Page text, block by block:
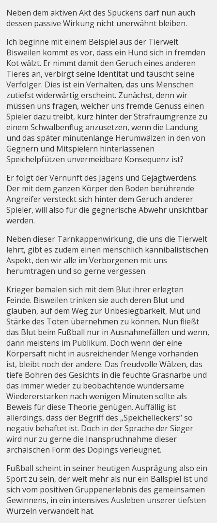
Neben dem aktiven Akt des Spuckens darf nun auch
dessen passive Wirkung nicht unerwähnt bleiben.
Ich beginne mit einem Beispiel aus der Tierwelt.
Bisweilen kommt es vor, dass ein Hund sich in fremden
Kot wälzt. Er nimmt damit den Geruch eines anderen
Tieres an, verbirgt seine Identität und täuscht seine
Verfolger. Dies ist ein Verhalten, das uns Menschen
zutiefst widerwärtig erscheint. Zunächst, denn wir
müssen uns fragen, welcher uns fremde Genuss einen
Spieler dazu treibt, kurz hinter der Strafraumgrenze zu
einem Schwalbenflug anzusetzen, wenn die Landung
und das später minutenlange Herumwälzen in den von
Gegnern und Mitspielern hinterlassenen
Speichelpfützen unvermeidbare Konsequenz ist?
Er folgt der Vernunft des Jagens und Gejagtwerdens.
Der mit dem ganzen Körper den Boden berührende
Angreifer versteckt sich hinter dem Geruch anderer
Spieler, will also für die gegnerische Abwehr unsichtbar
werden.
Neben dieser Tarnkappenwirkung, die uns die Tierwelt
lehrt, gibt es zudem einen menschlich kannibalistischen
Aspekt, den wir alle im Verborgenen mit uns
herumtragen und so gerne vergessen.
Krieger bemalen sich mit dem Blut ihrer erlegten
Feinde. Bisweilen trinken sie auch deren Blut und
glauben, auf dem Weg zur Unbesiegbarkeit, Mut und
Stärke des Toten übernehmen zu können. Nun fließt
das Blut beim Fußball nur in Ausnahmefällen und wenn,
dann meistens im Publikum. Doch wenn der eine
Körpersaft nicht in ausreichender Menge vorhanden
ist, bleibt noch der andere. Das freudvolle Wälzen, das
tiefe Bohren des Gesichts in die feuchte Grasnarbe und
das immer wieder zu beobachtende wundersame
Wiedererstarken nach wenigen Minuten sollte als
Beweis für diese Theorie genügen. Auffällig ist
allerdings, dass der Begriff des „Speichelleckers“ so
negativ behaftet ist. Doch in der Sprache der Sieger
wird nur zu gerne die Inanspruchnahme dieser
archaischen Form des Dopings verleugnet.
Fußball scheint in seiner heutigen Ausprägung also ein
Sport zu sein, der weit mehr als nur ein Ballspiel ist und
sich vom positiven Gruppenerlebnis des gemeinsamen
Gewinnens, in ein intensives Ausleben unserer tiefsten
Wurzeln verwandelt hat.